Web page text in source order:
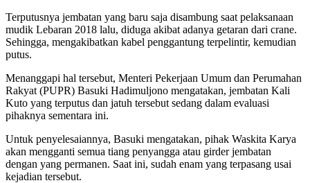
Terputusnya jembatan yang baru saja disambung saat pelaksanaan
mudik Lebaran 2018 lalu, diduga akibat adanya getaran dari crane.
Sehingga, mengakibatkan kabel penggantung terpelintir, kemudian
putus.
Menanggapi hal tersebut, Menteri Pekerjaan Umum dan Perumahan
Rakyat (PUPR) Basuki Hadimuljono mengatakan, jembatan Kali
Kuto yang terputus dan jatuh tersebut sedang dalam evaluasi
pihaknya sementara ini.
Untuk penyelesaiannya, Basuki mengatakan, pihak Waskita Karya
akan mengganti semua tiang penyangga atau girder jembatan
dengan yang permanen. Saat ini, sudah enam yang terpasang usai
kejadian tersebut.